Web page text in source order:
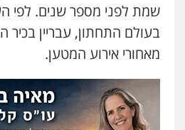
עדי כרמלי –
פלילי כלכלי עורכי
0525060666
גיא זהבי משרד
פלילי משפחה
שמת לפני מספר שנים. לפי
בעולם התחתון, עבריין
מאחורי אירוע המטען.